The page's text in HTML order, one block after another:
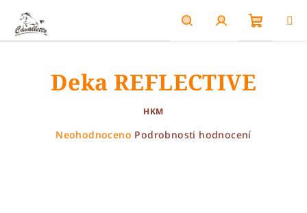
obsah
HledatPřihlášení
košík
Deka REFLECTIVE
HKM
Průměrné
Neohodnoceno Podrobnosti hodnocení